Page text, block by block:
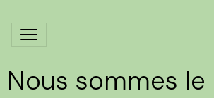
Nous sommes